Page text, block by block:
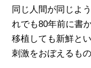
同じ人間が同じよ
れでも80年前に書
移植しても新鮮と
刺激をおぼえるもの